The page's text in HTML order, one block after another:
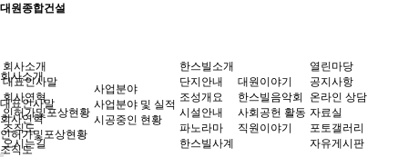
대원종합건설
회사소개
대표인사말
회사연혁
인허가및포상현황
조직도
회사소개
대표인사말
회사연혁
인허가및포상현황
조직도
오시는길
사업분야
사업분야 및 실적
시공중인 현황
한스빌소개
단지안내
조성개요
시설안내
파노라마
한스빌사계
대원이야기
한스빌음악회
사회공헌 활동
직원이야기
열린마당
공지사항
온라인 상담
자료실
포토갤러리
자유게시판